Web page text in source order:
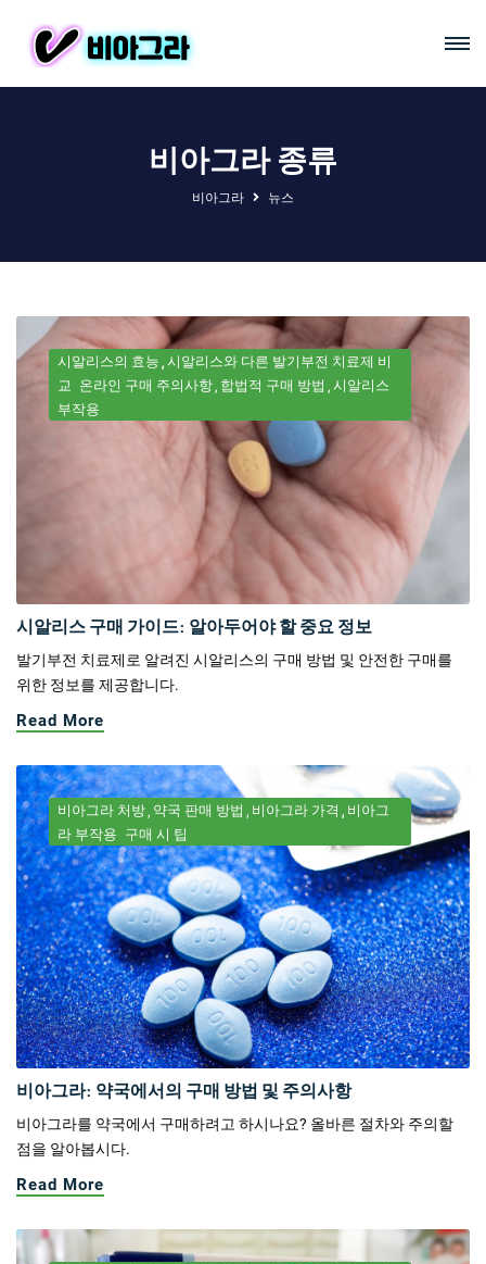
비아그라 종류
비아그라 뉴스
시알리스의 효능 시알리스와 다른 발기부전 치료제 비
교 온라인 구매 주의사항 합법적 구매 방법 시알리스
부작용
시알리스 구매 가이드: 알아두어야 할 중요 정보
발기부전 치료제로 알려진 시알리스의 구매 방법 및 안전한 구매를
위한 정보를 제공합니다.
Read More
비아그라 처방 약국 판매 방법 비아그라 가격
비아그
라 부작용 구매 시 팁
비아그라: 약국에서의 구매 방법 및 주의사항
비아그라를 약국에서 구매하려고 하시나요? 올바른 절차와 주의할
점을 알아봅시다.
Read More